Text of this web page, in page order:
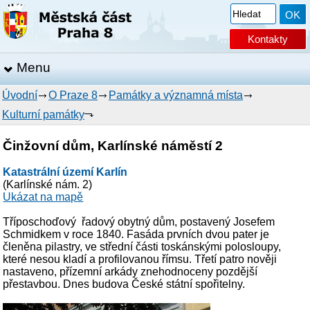
Kontakty
Menu
Úvodní O Praze 8
Památky a významná místa
Kulturní památky
Činžovní dům, Karlínské náměstí 2
Katastrální území Karlín
(Karlínské nám. 2)
Ukázat na mapě
Tříposchoďový řadový obytný dům, postavený Josefem
Schmidkem v roce 1840. Fasáda prvních dvou pater je
členěna pilastry, ve střední části toskánskými polosloupy,
které nesou kladí a profilovanou římsu. Třetí patro nověji
nastaveno, přízemní arkády znehodnoceny pozdější
přestavbou. Dnes budova České státní spořitelny.